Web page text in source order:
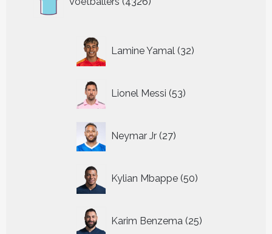
producten
Lamine Yamal 32
producten
Lionel Messi 53
producten
Neymar Jr 27
producten
Kylian Mbappe 50
producten
Karim Benzema 25
producten